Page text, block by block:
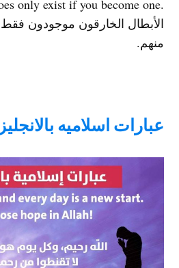
.Superheroes only exist if you become one
الأبطال الخارقون موجودون
منهم.
عبارات اسلاميه